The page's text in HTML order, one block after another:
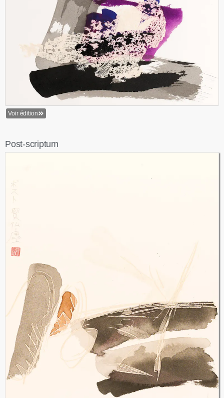
Voir édition
Post-scriptum